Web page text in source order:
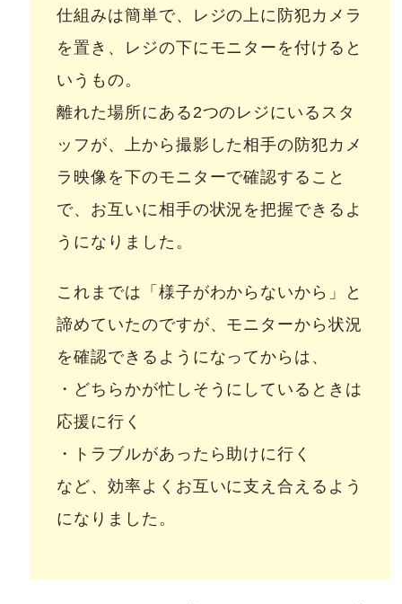
仕組みは簡単で、レジの上に防犯カメラ
を置き、レジの下にモニターを付けると
いうもの。
離れた場所にある2つのレジにいるスタ
ッフが、上から撮影した相手の防犯カメ
ラ映像を下のモニターで確認すること
で、お互いに相手の状況を把握できるよ
うになりました。
これまでは「様子がわからないから」と
諦めていたのですが、モニターから状況
を確認できるようになってからは、
・どちらかが忙しそうにしているときは
応援に行く
・トラブルがあったら助けに行く
など、効率よくお互いに支え合えるよう
になりました。